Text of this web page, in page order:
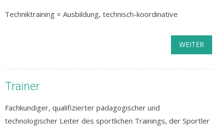
Techniktraining = Ausbildung, technisch-koordinative
WEITER
Trainer
Fachkundiger, qualifizierter pädagogischer und
technologischer Leiter des sportlichen Trainings, der Sportler